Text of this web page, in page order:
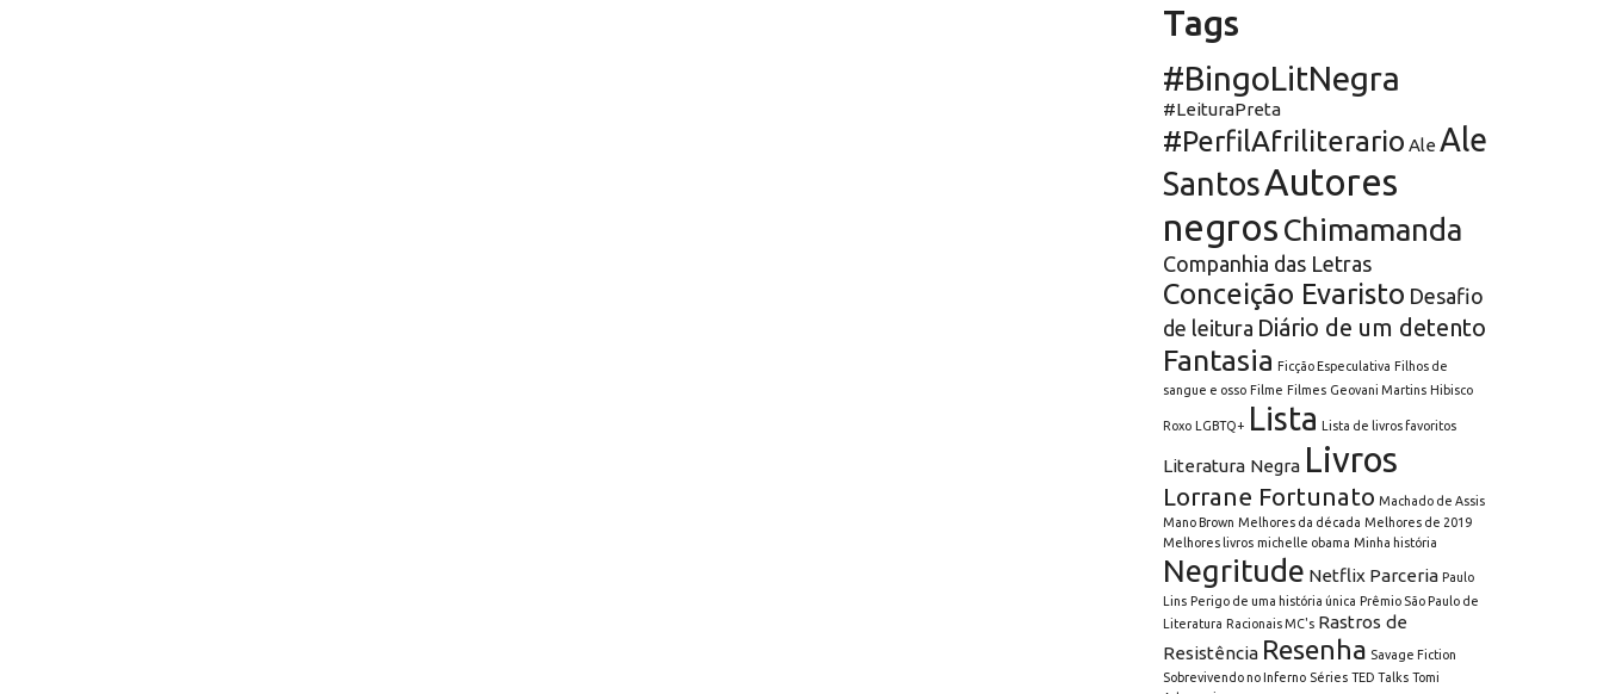
Tags
#BingoLitNegra
#LeituraPreta
#PerfilAfriliterario Ale Ale
SantosAutores
negros Chimamanda
Companhia das Letras
Conceição Evaristo Desafio
de leitura Diário de um detento
Fantasia Ficção Especulativa Filhos de
sangue e osso Filme Filmes Geovani Martins Hibisco
Roxo LGBTQ+ Lista Lista de livros favoritos
Literatura Negra Livros
Lorrane Fortunato Machado de Assis
Mano Brown Melhores da década Melhores de 2019
Melhores livros michelle obama Minha história
Negritude Netflix Parceria Paulo
Lins Perigo de uma história única Prêmio São Paulo de
Literatura Racionais MC's Rastros de
Resistência Resenha Savage Fiction
Sobrevivendo no Inferno Séries TED Talks Tomi